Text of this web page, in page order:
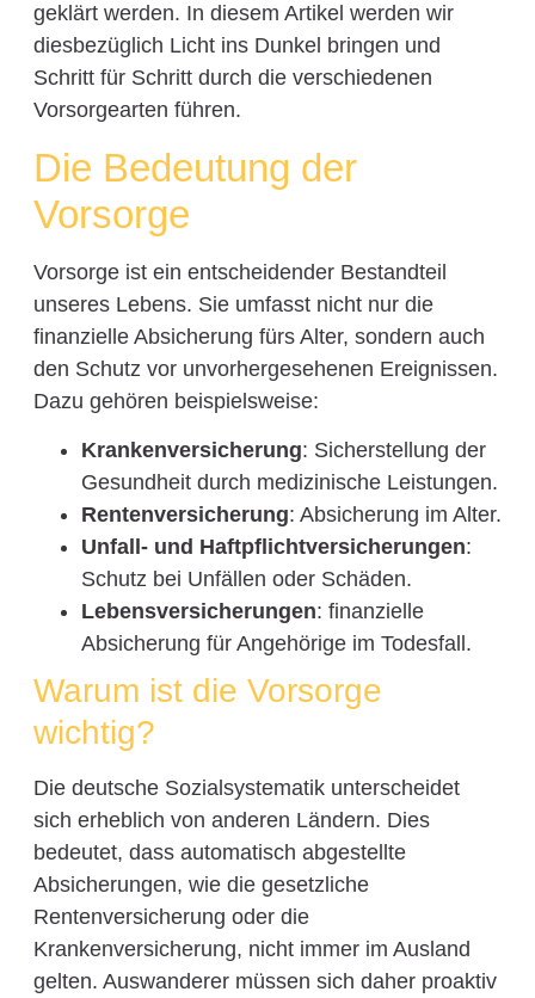
geklärt werden. In diesem Artikel werden wir
diesbezüglich Licht ins Dunkel bringen und
Schritt für Schritt durch die verschiedenen
Vorsorgearten führen.
Die Bedeutung der
Vorsorge
Vorsorge ist ein entscheidender Bestandteil
unseres Lebens. Sie umfasst nicht nur die
finanzielle Absicherung fürs Alter, sondern auch
den Schutz vor unvorhergesehenen Ereignissen.
Dazu gehören beispielsweise:
Krankenversicherung: Sicherstellung der
Gesundheit durch medizinische Leistungen.
Rentenversicherung: Absicherung im Alter.
Unfall- und Haftpflichtversicherungen:
Schutz bei Unfällen oder Schäden.
Lebensversicherungen: finanzielle
Absicherung für Angehörige im Todesfall.
Warum ist die Vorsorge
wichtig?
Die deutsche Sozialsystematik unterscheidet
sich erheblich von anderen Ländern. Dies
bedeutet, dass automatisch abgestellte
Absicherungen, wie die gesetzliche
Rentenversicherung oder die
Krankenversicherung, nicht immer im Ausland
gelten. Auswanderer müssen sich daher proaktiv